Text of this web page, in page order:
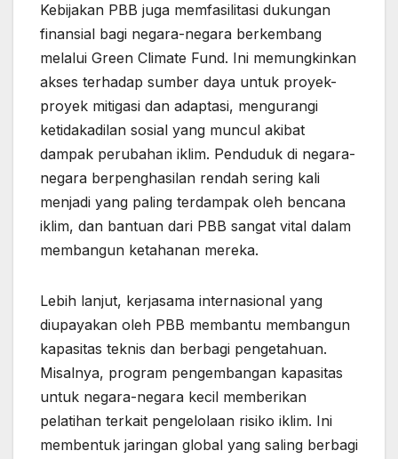
Kebijakan PBB juga memfasilitasi dukungan
finansial bagi negara-negara berkembang
melalui Green Climate Fund. Ini memungkinkan
akses terhadap sumber daya untuk proyek-
proyek mitigasi dan adaptasi, mengurangi
ketidakadilan sosial yang muncul akibat
dampak perubahan iklim. Penduduk di negara-
negara berpenghasilan rendah sering kali
menjadi yang paling terdampak oleh bencana
iklim, dan bantuan dari PBB sangat vital dalam
membangun ketahanan mereka.
Lebih lanjut, kerjasama internasional yang
diupayakan oleh PBB membantu membangun
kapasitas teknis dan berbagi pengetahuan.
Misalnya, program pengembangan kapasitas
untuk negara-negara kecil memberikan
pelatihan terkait pengelolaan risiko iklim. Ini
membentuk jaringan global yang saling berbagi